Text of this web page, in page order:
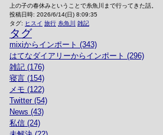
上の子の春休みということで糸魚川まで行ってきた話。
投稿日時: 2026/6/14(日) 8:09:35
タグ: ヒスイ 旅行 糸魚川 雑記
タグ
mixiからインポート (343)
はてなダイアリーからインポート (296)
雑記 (176)
寝言 (154)
メモ (122)
Twitter (54)
News (43)
私信 (24)